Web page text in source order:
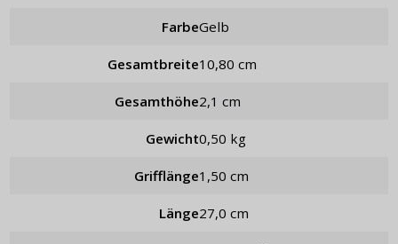
Farbe Gelb
Gesamtbreite 10,80 cm
Gesamthöhe 2,1 cm
Gewicht 0,50 kg
Grifflänge 1,50 cm
Länge 27,0 cm